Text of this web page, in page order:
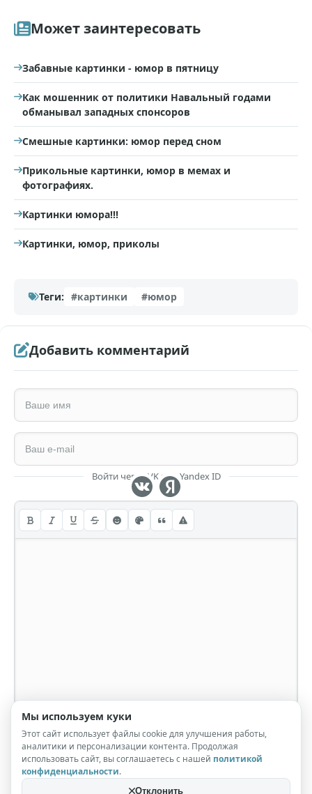
Может заинтересовать
Забавные картинки - юмор в пятницу
Как мошенник от политики Навальный годами
обманывал западных спонсоров
Смешные картинки: юмор перед сном
Прикольные картинки, юмор в мемах и
фотографиях.
Картинки юмора!!!
Картинки, юмор, приколы
Теги: #картинки #юмор
Добавить комментарий
Войти через VK или Yandex ID
Мы используем куки
Этот сайт использует файлы cookie для улучшения работы,
аналитики и персонализации контента. Продолжая
использовать сайт, вы соглашаетесь с нашей политикой
конфиденциальности.
Отклонить